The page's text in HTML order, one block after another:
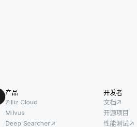
产品
Zilliz Cloud
Milvus
Deep Searcher
开发者
文档
开源项目
性能测试